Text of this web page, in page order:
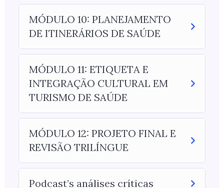
MÓDULO 10: PLANEJAMENTO
DE ITINERÁRIOS DE SAÚDE
MÓDULO 11: ETIQUETA E
INTEGRAÇÃO CULTURAL EM
TURISMO DE SAÚDE
MÓDULO 12: PROJETO FINAL E
REVISÃO TRILÍNGUE
Podcast’s análises críticas